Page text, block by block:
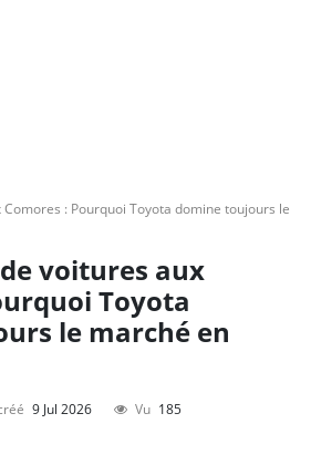
: Pourquoi Toyota domine toujours le
voitures aux
Toyota
le marché en
9 Jul 2026 Vu 185